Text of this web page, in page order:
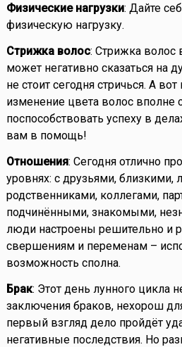
Физические нагрузки: Дайте
физическую нагрузку.
Стрижка волос: Стрижка волос
может негативно сказаться на
не стоит сегодня стричься. А
изменение цвета волос вполне
поспособствовать успеху в
вам в помощь!
Отношения: Сегодня отлично
уровнях: с друзьями,
родственниками, коллегами,
подчинёнными, знакомыми,
люди настроены решительно и
свершениям и переменам –
возможность сполна.
Брак: Этот день лунного цикла
заключения браков, нехорош
первый взгляд дело пройдёт
негативные последствия. Но